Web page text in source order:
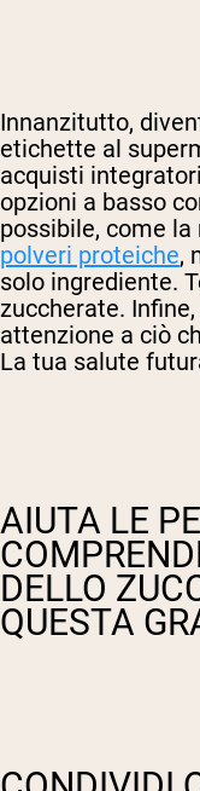
Innanzitutto,
etichette al
acquisti
opzioni a basso
possibile, come
polveri proteiche,
solo ingrediente.
zuccherate.
attenzione a ciò
La tua salute
AIUTA LE
DELLO
QUESTA